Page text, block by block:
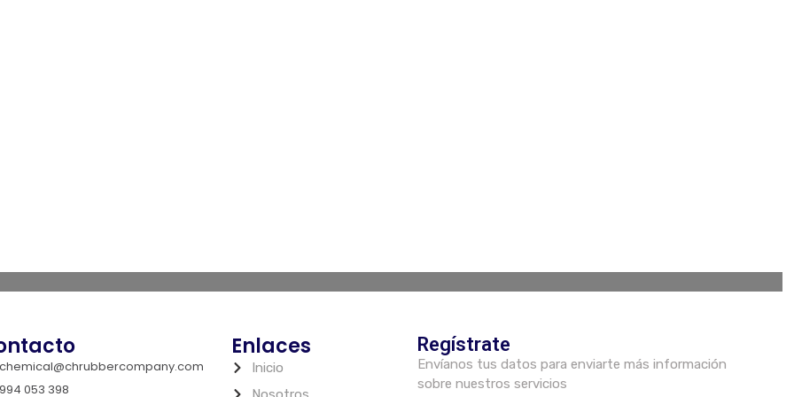
chemical@chrubbercompany.com
994 053 398
Enlaces
Inicio
Regístrate
Envíanos tus datos para enviarte más información
sobre nuestros servicios